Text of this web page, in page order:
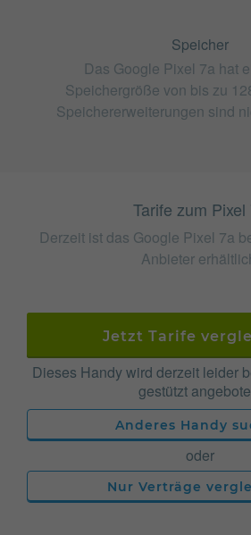
Speicher
Das Google Pixel 7a hat
Speichergröße von bis zu
Speichererweiterungen sind
Tarife zum Pixel
Derzeit ist das Google Pixel 7a
Anbieter
Jetzt Tarife
Dieses Handy wird derzeit leider
gestützt
Anderes Handy
oder
Nur Verträge